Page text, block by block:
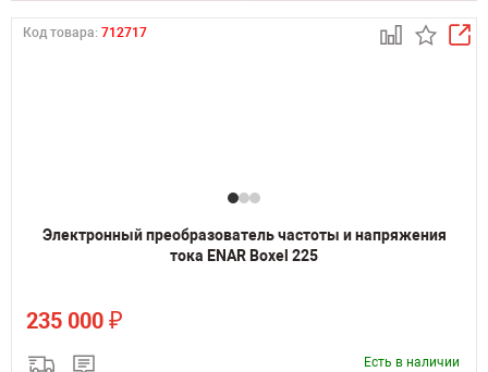
Код товара: 712717
Электронный преобразователь частоты и напряжения
тока ENAR Boxel 225
235 000 ₽
Есть в наличии